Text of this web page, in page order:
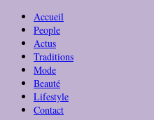
Accueil
People
Actus
Traditions
Mode
Beauté
Lifestyle
Contact